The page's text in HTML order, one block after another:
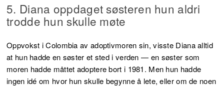
5. Diana oppdaget søsteren hun aldri
trodde hun skulle møte
Oppvokst i Colombia av adoptivmoren sin, visste Diana alltid
at hun hadde en søster et sted i verden — en søster som
moren hadde måttet adoptere bort i 1981. Men hun hadde
ingen idé om hvor hun skulle begynne å lete, eller om de noen